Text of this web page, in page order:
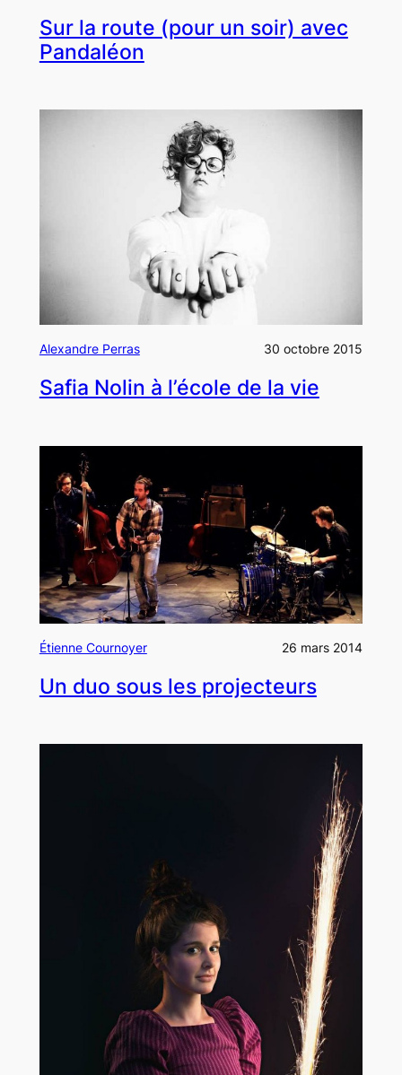
Sur la route (pour un soir) avec
Pandaléon
Alexandre Perras 30 octobre 2015
Safia Nolin à l’école de la vie
Étienne Cournoyer 26 mars 2014
Un duo sous les projecteurs